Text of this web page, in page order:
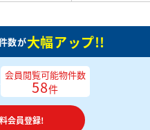
数が大幅アップ!!
会員閲覧可能物件数
58件
会員登録!